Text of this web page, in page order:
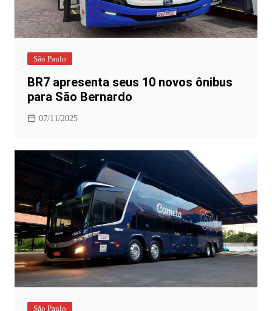
São Paulo
BR7 apresenta seus 10 novos ônibus
para São Bernardo
07/11/2025
São Paulo